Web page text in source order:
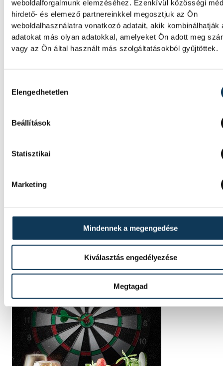
weboldalforgalmunk elemzéséhez. Ezenkívül közösségi
hirdető- és elemező partnereinkkel megosztjuk az Ön
weboldalhasználatra vonatkozó adatait, akik kombinálhatják
adatokat más olyan adatokkal, amelyeket Ön adott meg
vagy az Ön által használt más szolgáltatásokból gyűjtöttek.
Elengedhetetlen
Beállítások
Statisztikai
Marketing
Mindennek a megengedése
Kiválasztás engedélyezése
Megtagad
kézilabda